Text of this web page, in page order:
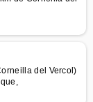
del Vercol)